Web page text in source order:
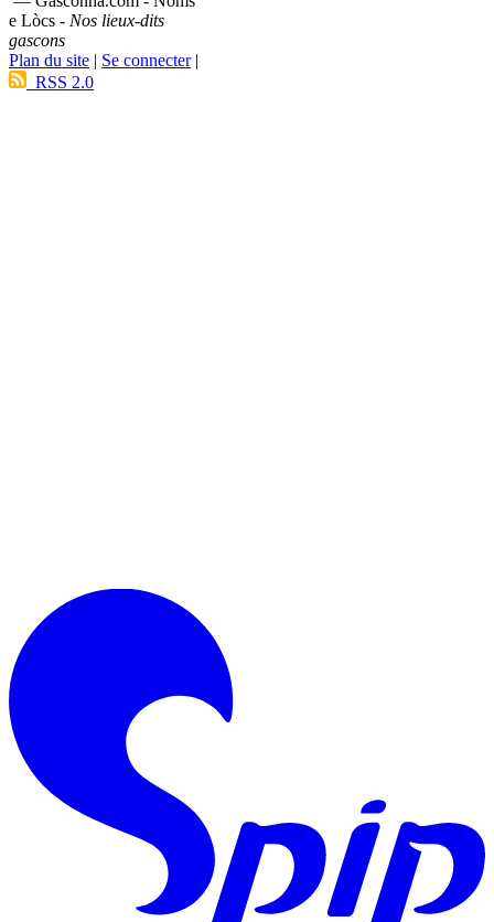
e Lòcs - Nos lieux-dits
gascons
Plan du site | Se connecter|
RSS 2.0